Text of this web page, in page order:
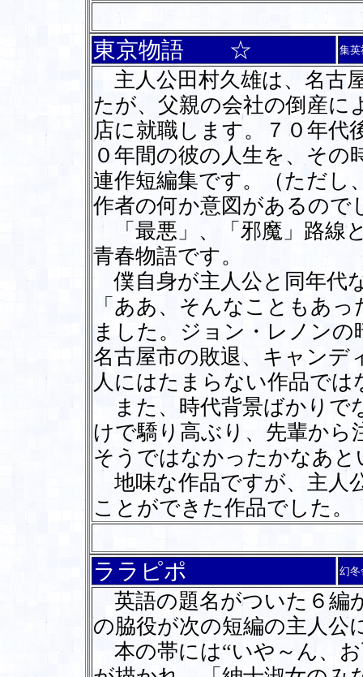
東京物語 ☆ 集英
主人公田村久雄は、名古
たが、父親の会社の倒産に
店に就職します。７０年代
０年間の彼の人生を、その
連作短編集です。（ただし
作者の何か意図があるので
「最悪」、「邪魔」路線
青春物語です。
僕自身が主人公と同年代
「ああ、そんなこともあ
ました。ジョン・レノン
名古屋市の敗退、キャンデ
人にはたまらない作品では
また、時代背景ばかりで
けで驕り高ぶり、先輩から
そうではなかったかなあ
地味な作品ですが、主人
ことができた作品でした。
ララピポ 幻冬
英語の題名がついた６編
の脇役が次の短編の主人公
本の帯には“いや～ん、